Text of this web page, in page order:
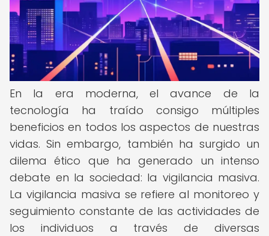
En la era moderna, el avance de la
tecnología ha traído consigo múltiples
beneficios en todos los aspectos de nuestras
vidas. Sin embargo, también ha surgido un
dilema ético que ha generado un intenso
debate en la sociedad: la vigilancia masiva.
La vigilancia masiva se refiere al monitoreo y
seguimiento constante de las actividades de
los individuos a través de diversas